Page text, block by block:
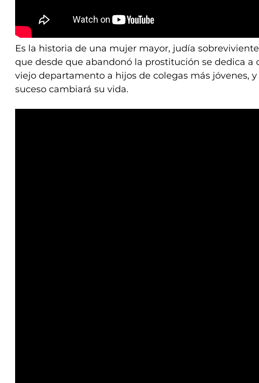
Es la historia de una mujer mayor, judía
que desde que abandonó la prostitución se dedica a
viejo departamento a hijos de colegas más jóvenes,
suceso cambiará su vida.